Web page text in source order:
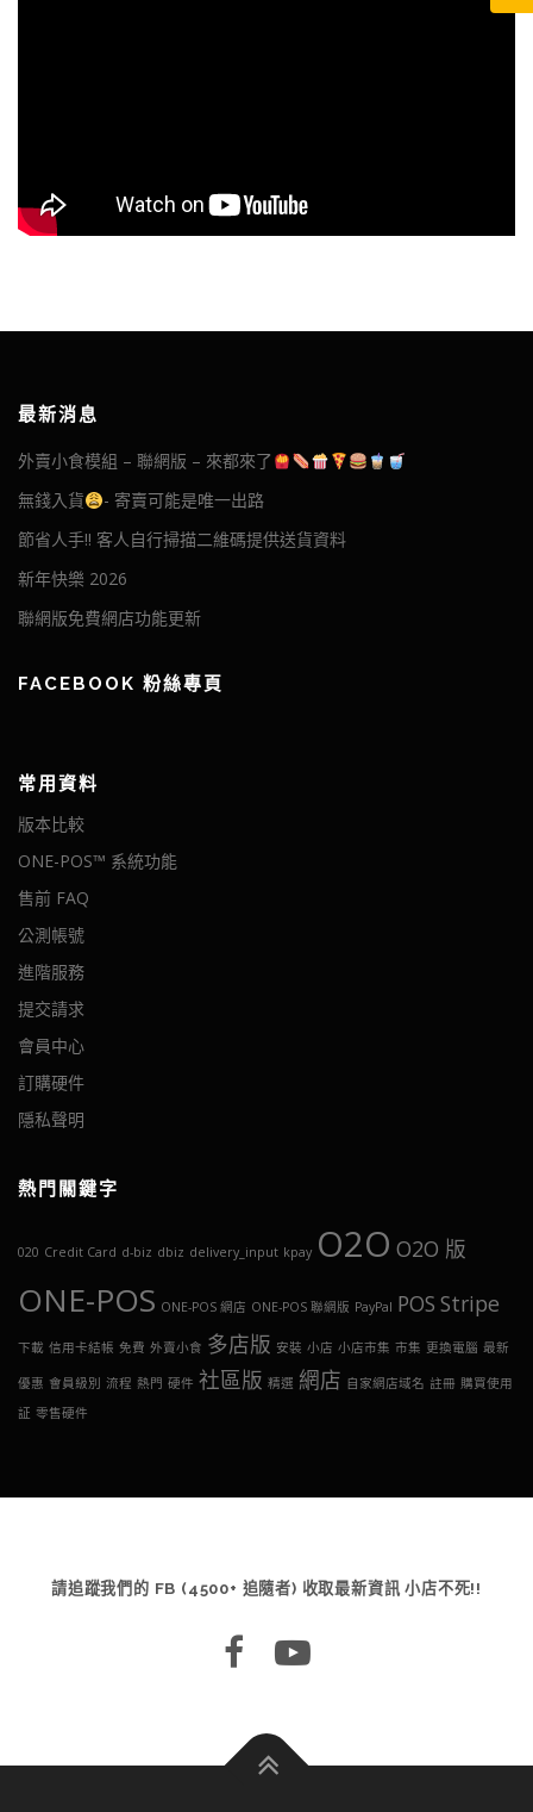
最新消息
外賣小食模組 – 聯網版 – 來都來了
無錢入貨
- 寄賣可能是唯一出路
節省人手!! 客人自行掃描二維碼提供送貨資料
新年快樂 2026
聯網版免費網店功能更新
FACEBOOK 粉絲專頁
常用資料
版本比較
ONE-POS™ 系統功能
售前 FAQ
公測帳號
進階服務
提交請求
會員中心
訂購硬件
隱私聲明
熱門關鍵字
020 Credit Card d-biz dbiz delivery_input kpay O2O O2O 版
ONE-POS ONE-POS 網店 ONE-POS 聯網版 PayPal POS Stripe
下載 信用卡結帳 免費 外賣小食 多店版 安裝 小店 小店市集 市集 更換電腦 最新
優惠 會員級別 流程 熱門 硬件 社區版 精選 網店 自家網店域名 註冊 購買使用
証 零售硬件
請追蹤我們的 FB (4500+ 追隨者) 收取最新資訊 小店不死!!